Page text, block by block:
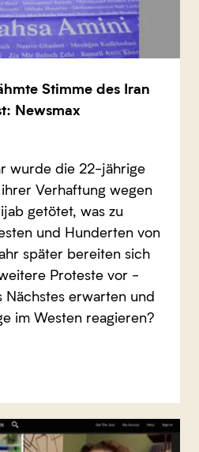
Stimme des Iran
Newsmax
wurde die 22-jährige
Verhaftung wegen
getötet, was zu
und Hunderten von
später bereiten sich
Proteste vor -
Nächstes erwarten und
im Westen reagieren?